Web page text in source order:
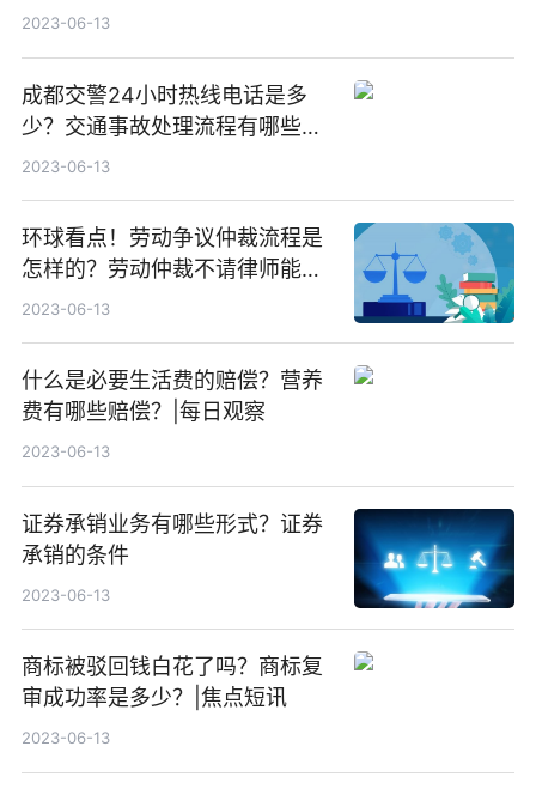
哪些？-天天新动态
2023-06-13
成都交警24小时热线电话是多
少？交通事故处理流程有哪些？
成都市公安局交通管理局车辆管
2023-06-13
环球看点！劳动争议仲裁流程是
怎样的？​劳动仲裁不请律师能胜
诉吗？
2023-06-13
什么是必要生活费的赔偿？营养
费有哪些赔偿？|每日观察
2023-06-13
证券承销业务有哪些形式？证券
承销的条件
2023-06-13
商标被驳回钱白花了吗？商标复
审成功率是多少？|焦点短讯
2023-06-13